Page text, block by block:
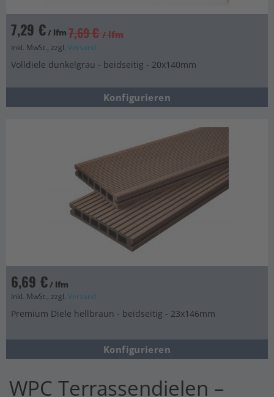
7,29 €/ lfm 7,69 € / lfm
Inkl. MwSt., zzgl. Versand
Volldiele dunkelgrau - beidseitig - 20x140mm
Konfigurieren
6,69 €/ lfm
Inkl. MwSt., zzgl. Versand
Premium Diele hellbraun - beidseitig - 23x146mm
Konfigurieren
WPC Terrassendielen –